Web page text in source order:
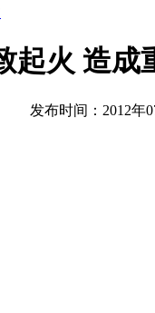
起火 造成
发布时间：2012年